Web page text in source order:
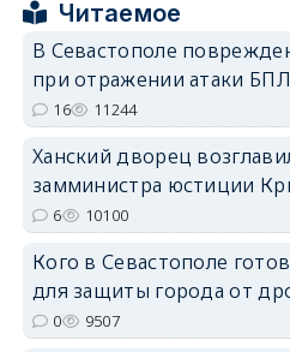
Читаемое
В Севастополе
при отражении атаки
16 11244
Ханский дворец
замминистра юстиции
6 10100
Кого в Севастополе
для защиты города от
0 9507